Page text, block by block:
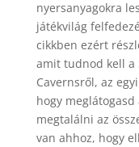
nyersanyagokra
játékvilág
cikkben ezért
amit tudnod kell a
Cavernsről, az
hogy
megtalálni az
van ahhoz, hogy